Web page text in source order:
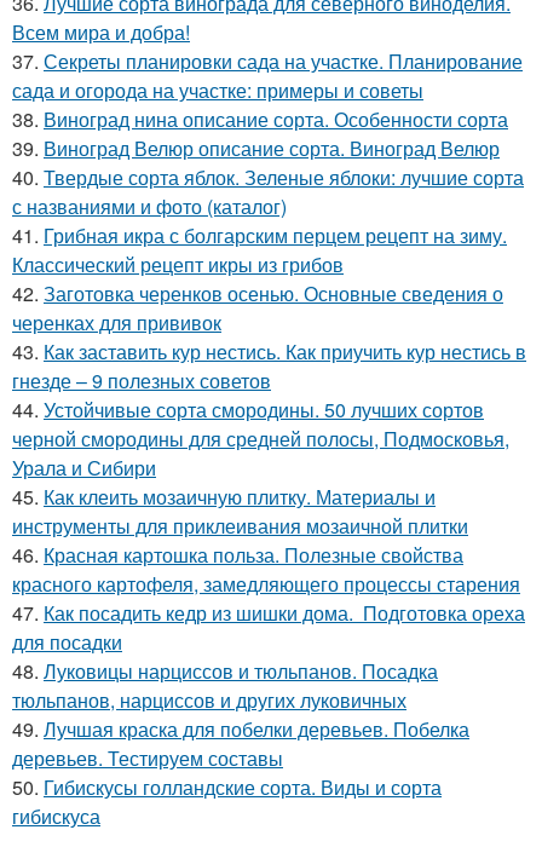
Всем мира и добра!
37. Секреты планировки сада на участке. Планирование
сада и огорода на участке: примеры и советы
38. Виноград нина описание сорта. Особенности сорта
39. Виноград Велюр описание сорта. Виноград Велюр
40. Твердые сорта яблок. Зеленые яблоки: лучшие сорта
с названиями и фото (каталог)
41. Грибная икра с болгарским перцем рецепт на зиму.
Классический рецепт икры из грибов
42. Заготовка черенков осенью. Основные сведения о
черенках для прививок
43. Как заставить кур нестись. Как приучить кур нестись в
гнезде – 9 полезных советов
44. Устойчивые сорта смородины. 50 лучших сортов
черной смородины для средней полосы, Подмосковья,
Урала и Сибири
45. Как клеить мозаичную плитку. Материалы и
инструменты для приклеивания мозаичной плитки
46. Красная картошка польза. Полезные свойства
красного картофеля, замедляющего процессы старения
47. Как посадить кедр из шишки дома. Подготовка ореха
для посадки
48. Луковицы нарциссов и тюльпанов. Посадка
тюльпанов, нарциссов и других луковичных
49. Лучшая краска для побелки деревьев. Побелка
деревьев. Тестируем составы
50. Гибискусы голландские сорта. Виды и сорта
гибискуса